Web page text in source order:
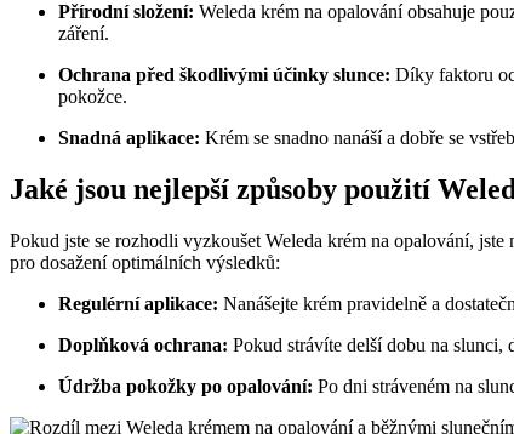
Přírodní složení: Weleda krém na opalování obsahuje
záření.
Ochrana před škodlivými účinky slunce: Díky faktoru
pokožce.
Snadná aplikace: Krém se snadno nanáší a dobře se
Jaké jsou nejlepší způsoby použití
Pokud jste se rozhodli vyzkoušet Weleda krém na opalování,
pro dosažení optimálních výsledků:
Regulérní aplikace: Nanášejte krém pravidelně a
Doplňková ochrana: Pokud strávíte delší dobu na slunci,
Údržba pokožky po opalování: Po dni stráveném na